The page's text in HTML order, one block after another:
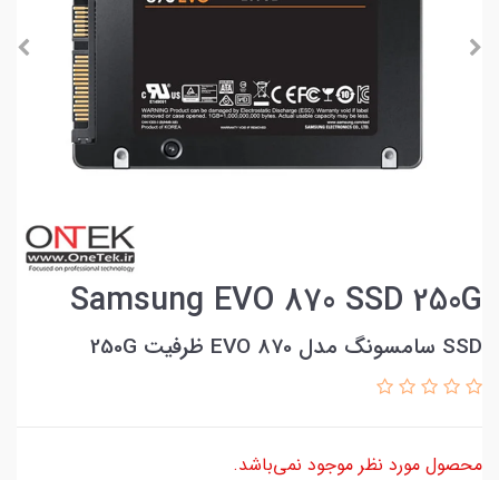
Samsung EVO 870 SSD 250G
SSD سامسونگ مدل EVO 870 ظرفیت 250G
محصول مورد نظر موجود نمی‌باشد.